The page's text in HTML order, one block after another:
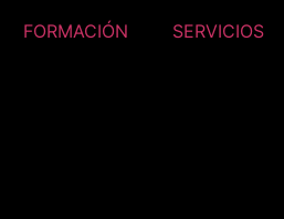
FORMACIÓN SERVICIOS